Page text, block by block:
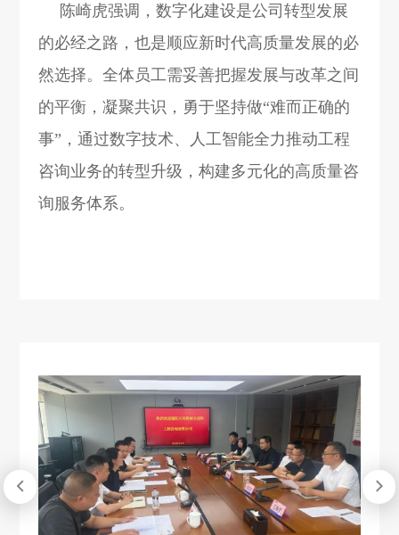
陈崎虎强调，数字化建设是公司转型发展
的必经之路，也是顺应新时代高质量发展的必
然选择。全体员工需妥善把握发展与改革之间
的平衡，凝聚共识，勇于坚持做“难而正确的
事”，通过数字技术、人工智能全力推动工程
咨询业务的转型升级，构建多元化的高质量咨
询服务体系。
 